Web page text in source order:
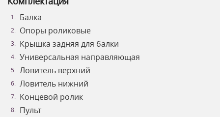
Балка
Опоры роликовые
Крышка задняя для балки
Универсальная направляющая
Ловитель верхний
Ловитель нижний
Концевой ролик
Пульт